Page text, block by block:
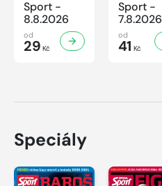
Sport -
8.8.2026
od
29 Kč
Sport -
7.8.2026
od
41 Kč
Speciály